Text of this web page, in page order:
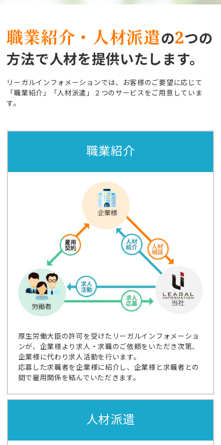
職業紹介・人材派遣の2つの
方法で人材を提供いたします。
リーガルインフォメーションでは、お客様のご要望に応じて
「職業紹介」「人材派遣」２つのサービスをご用意していま
す。
職業紹介
厚生労働大臣の許可を受けたリーガルインフォメーショ
ンが、企業様より求人・求職のご依頼をいただき次第、
企業様に代わり求人活動を行います。
応募した求職者を企業様に紹介し、企業様と求職者との
間で雇用関係を結んでいただきます。
人材派遣